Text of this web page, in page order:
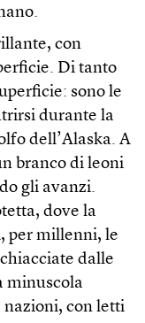
con
Di tanto
sono le
durante la
dell’Alaska. A
branco di leoni
gli avanzi.
dove la
per millenni, le
dalle
minuscola
nazioni, con letti